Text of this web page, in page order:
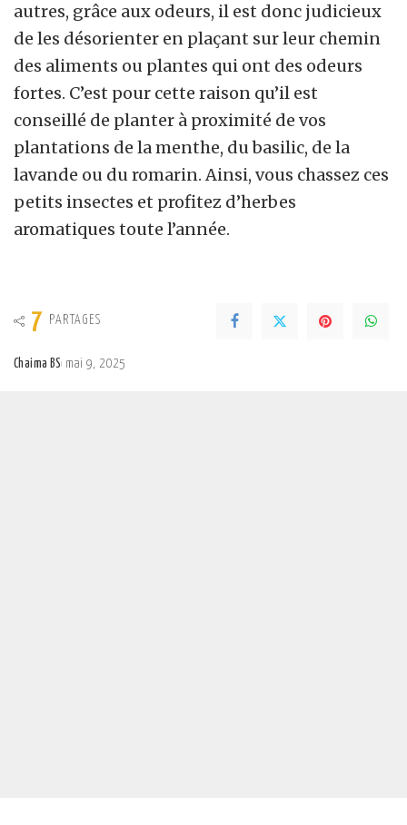
autres, grâce aux odeurs, il est donc judicieux
de les désorienter en plaçant sur leur chemin
des aliments ou plantes qui ont des odeurs
fortes. C’est pour cette raison qu’il est
conseillé de planter à proximité de vos
plantations de la menthe, du basilic, de la
lavande ou du romarin. Ainsi, vous chassez ces
petits insectes et profitez d’herbes
aromatiques toute l’année.
7 PARTAGES
Chaima BS mai 9, 2025